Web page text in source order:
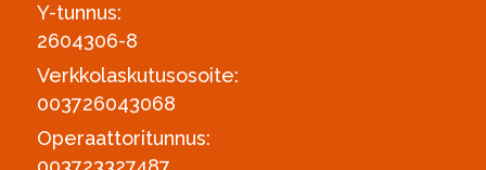
Y-tunnus:
2604306-8
Verkkolaskutusosoite:
003726043068
Operaattoritunnus: